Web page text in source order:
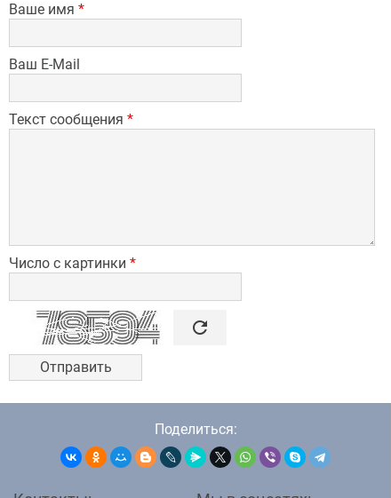
Ваше имя *
Ваш E-Mail
Текст сообщения *
Число с картинки *
 refresh
Поделиться: